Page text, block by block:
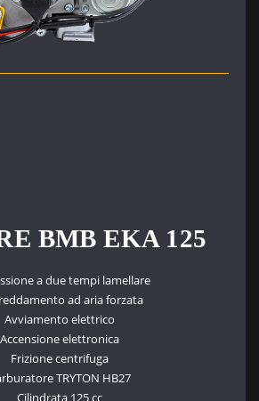
BMB EKA 125
a due tempi lamellare
ad aria forzata
Avviamento elettrico
Accensione elettronica
Frizione centrifuga
TRYTON HB27